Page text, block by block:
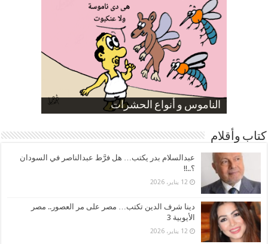
الناموس و أنواع الحشرات
الموظفين بعد ارتفاع الأسعار
ارتفاع نسبة الطلاق في مصر
صورة كاركاتيرية
صورة كاركاتيرية
كتاب وأقلام
عبدالسلام بدر يكتب… هل فرَّط عبدالناصر في السودان
؟..!!
12 يناير، 2026
دينا شرف الدين تكتب… مصر على مر العصور.. مصر
الأيوبية 3
12 يناير، 2026